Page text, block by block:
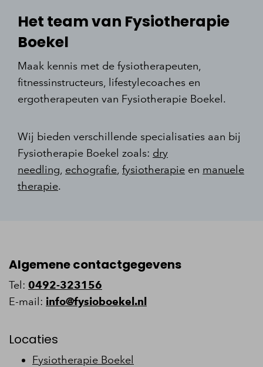
Het team van Fysiotherapie
Boekel
Maak kennis met de fysiotherapeuten,
fitnessinstructeurs, lifestylecoaches en
ergotherapeuten van Fysiotherapie Boekel.
Wij bieden verschillende specialisaties aan bij
Fysiotherapie Boekel zoals: dry
needling, echografie, fysiotherapie en manuele
therapie.
Algemene contactgegevens
Tel: 0492-323156
E-mail: info@fysioboekel.nl
Locaties
Fysiotherapie Boekel